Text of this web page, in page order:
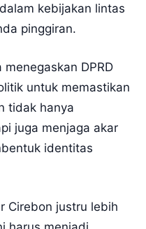
kebijakan lintas
pinggiran.
DPRD
untuk memastikan
tidak hanya
juga menjaga akar
identitas
Cirebon justru lebih